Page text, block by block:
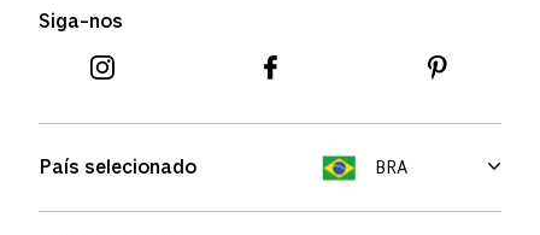
Siga-nos
País selecionado BRA